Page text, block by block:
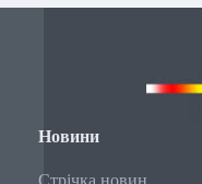
Новини
Стрічка новин